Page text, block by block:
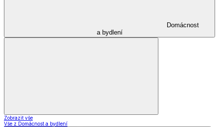
Domácnost
a bydlení
Zobrazit vše
Vše z Domácnost a bydlení